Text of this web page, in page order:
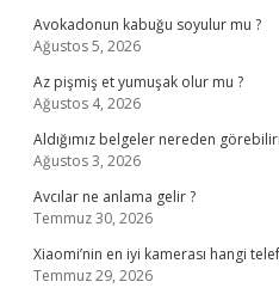
Avokadonun kabuğu soyulur mu ?
Ağustos 5, 2026
Az pişmiş et yumuşak olur mu ?
Ağustos 4, 2026
Aldığımız belgeler nereden
Ağustos 3, 2026
Avcılar ne anlama gelir ?
Temmuz 30, 2026
Xiaomi’nin en iyi kamerası hangi
Temmuz 29, 2026